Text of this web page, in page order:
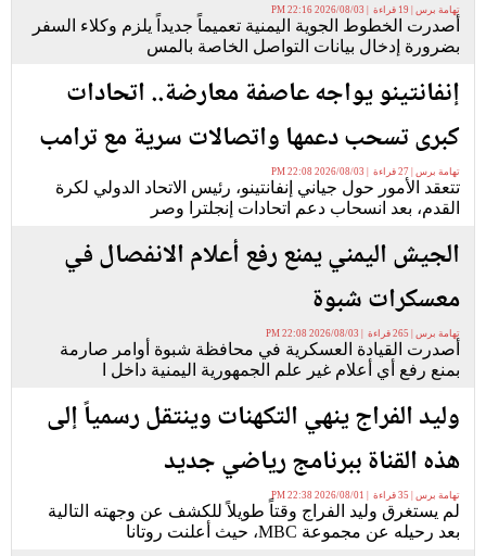
تهامة برس | 19 قراءة | 2026/08/03 22:16 PM
أصدرت الخطوط الجوية اليمنية تعميماً جديداً يلزم وكلاء السفر
بضرورة إدخال بيانات التواصل الخاصة بالمس
إنفانتينو يواجه عاصفة معارضة.. اتحادات
كبرى تسحب دعمها واتصالات سرية مع ترامب
تهامة برس | 27 قراءة | 2026/08/03 22:08 PM
تتعقد الأمور حول جياني إنفانتينو، رئيس الاتحاد الدولي لكرة
القدم، بعد انسحاب دعم اتحادات إنجلترا وصر
الجيش اليمني يمنع رفع أعلام الانفصال في
معسكرات شبوة
تهامة برس | 265 قراءة | 2026/08/03 22:08 PM
أصدرت القيادة العسكرية في محافظة شبوة أوامر صارمة
بمنع رفع أي أعلام غير علم الجمهورية اليمنية داخل ا
وليد الفراج ينهي التكهنات وينتقل رسمياً إلى
هذه القناة ببرنامج رياضي جديد
تهامة برس | 35 قراءة | 2026/08/01 22:38 PM
لم يستغرق وليد الفراج وقتاً طويلاً للكشف عن وجهته التالية
بعد رحيله عن مجموعة MBC، حيث أعلنت روتانا